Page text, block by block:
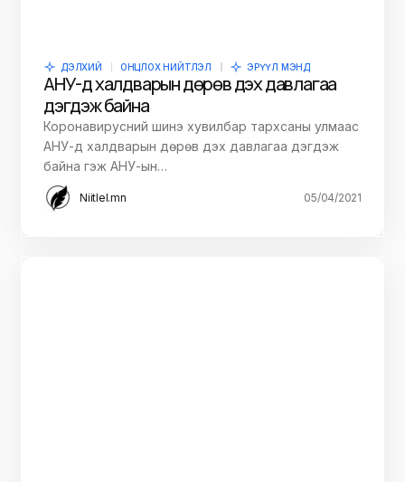
ДЭЛХИЙ ОНЦЛОХ НИЙТЛЭЛ ЭРҮҮЛ МЭНД
АНУ-д халдварын дөрөв дэх давлагаа
дэгдэж байна
Коронавирусний шинэ хувилбар тархсаны улмаас
АНУ-д халдварын дөрөв дэх давлагаа дэгдэж
байна гэж АНУ-ын…
Niitlel.mn 05/04/2021